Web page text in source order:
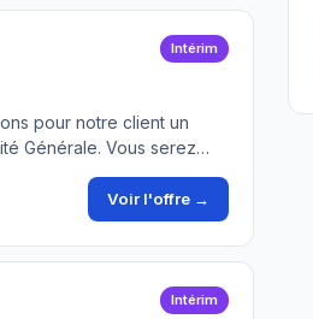
Intérim
pour notre client un
Générale. Vous serez…
Voir l'offre →
Intérim